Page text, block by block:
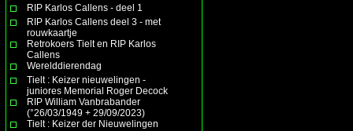
RIP Karlos Callens - deel 1
RIP Karlos Callens deel 3 - met
rouwkaartje
Retrokoers Tielt en RIP Karlos
Callens
Werelddierendag
Tielt : Keizer nieuwelingen -
juniores Memorial Roger Decock
RIP William Vanbrabander
(°26/03/1949 + 29/09/2023)
Tielt : Keizer der Nieuwelingen